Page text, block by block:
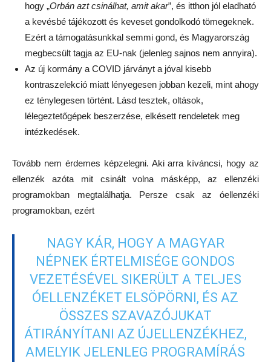
hogy „Orbán azt csinálhat, amit akar”, és itthon jól eladható
a kevésbé tájékozott és keveset gondolkodó tömegeknek.
Ezért a támogatásunkkal semmi gond, és Magyarország
megbecsült tagja az EU-nak (jelenleg sajnos nem annyira).
Az új kormány a COVID járványt a jóval kisebb
kontraszelekció miatt lényegesen jobban kezeli, mint ahogy
ez ténylegesen történt. Lásd tesztek, oltások,
lélegeztetőgépek beszerzése, elkésett rendeletek meg
intézkedések.
Tovább nem érdemes képzelegni. Aki arra kíváncsi, hogy az
ellenzék azóta mit csinált volna másképp, az ellenzéki
programokban megtalálhatja. Persze csak az óellenzéki
programokban, ezért
NAGY KÁR, HOGY A MAGYAR
NÉPNEK ÉRTELMISÉGE GONDOS
VEZETÉSÉVEL SIKERÜLT A TELJES
ÓELLENZÉKET ELSÖPÖRNI, ÉS AZ
ÖSSZES SZAVAZÓJUKAT
ÁTIRÁNYÍTANI AZ ÚJELLENZÉKHEZ,
AMELYIK JELENLEG PROGRAMÍRÁS